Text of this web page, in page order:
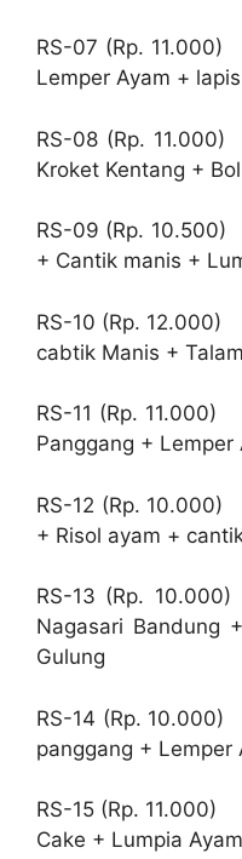
RS-07 (Rp.
Lemper Ayam +
RS-08 (Rp.
Kroket Kentang +
RS-09 (Rp.
+ Cantik manis +
RS-10 (Rp.
cabtik Manis +
RS-11 (Rp.
Panggang + Lemper
RS-12 (Rp.
+ Risol ayam +
RS-13 (Rp.
Nagasari Bandung
Gulung
RS-14 (Rp.
panggang + Lemper
RS-15 (Rp.
Cake + Lumpia Ayam